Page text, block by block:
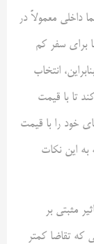
داخلی معمولاً در
برای سفر کم
انتخاب
تا با قیمت
خود را با قیمت
به این نکات
مثبتی بر
که تقاضا کمتر